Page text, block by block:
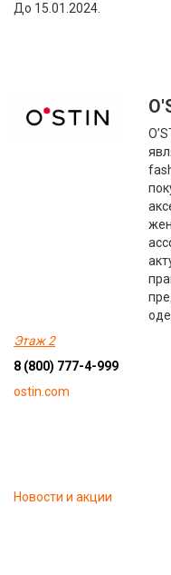
До 15.01.2024.
Этаж 2
8 (800) 777-4-999
ostin.com
Новости и акции